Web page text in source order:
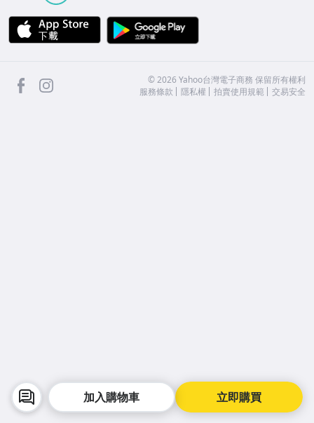
立即購買
加入購物車
APP Store
facebook ©2026 Yahoo台灣電子商務 保留所有權利
服務條款
隱私權 拍賣使用規範 交易安全